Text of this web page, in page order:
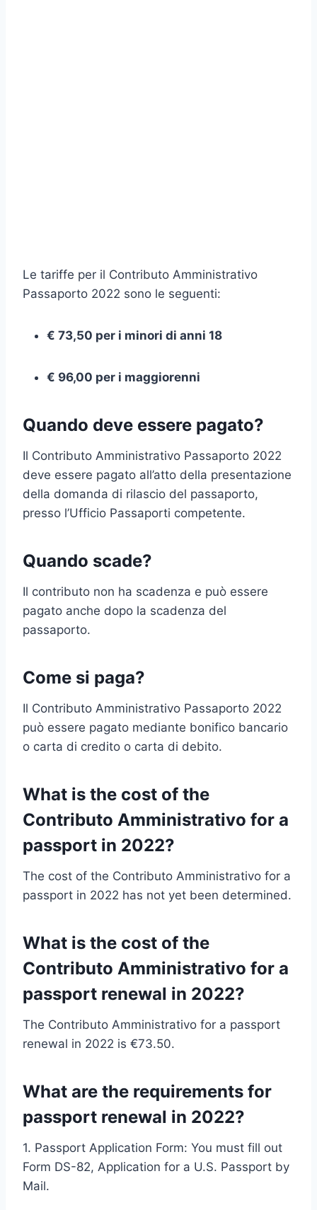
Le tariffe per il Contributo Amministrativo
Passaporto 2022 sono le seguenti:
€ 73,50 per i minori di anni 18
€ 96,00 per i maggiorenni
Quando deve essere pagato?
Il Contributo Amministrativo Passaporto 2022
deve essere pagato all’atto della presentazione
della domanda di rilascio del passaporto,
presso l’Ufficio Passaporti competente.
Quando scade?
Il contributo non ha scadenza e può essere
pagato anche dopo la scadenza del
passaporto.
Come si paga?
Il Contributo Amministrativo Passaporto 2022
può essere pagato mediante bonifico bancario
o carta di credito o carta di debito.
What is the cost of the
Contributo Amministrativo for a
passport in 2022?
The cost of the Contributo Amministrativo for a
passport in 2022 has not yet been determined.
What is the cost of the
Contributo Amministrativo for a
passport renewal in 2022?
The Contributo Amministrativo for a passport
renewal in 2022 is €73.50.
What are the requirements for
passport renewal in 2022?
1. Passport Application Form: You must fill out
Form DS-82, Application for a U.S. Passport by
Mail.